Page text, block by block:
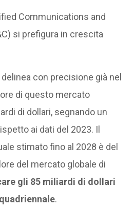
Communications and
si prefigura in crescita
con precisione già nel
di questo mercato
di dollari, segnando un
ai dati del 2023. Il
stimato fino al 2028 è del
del mercato globale di
gli 85 miliardi di dollari
.